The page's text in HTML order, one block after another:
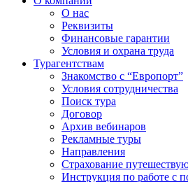
О нас
Реквизиты
Финансовые гарантии
Условия и охрана труда
Турагентствам
Знакомство с “Европорт”
Условия сотрудничества
Поиск тура
Договор
Архив вебинаров
Рекламные туры
Направления
Страхование
Инструкция по работе с